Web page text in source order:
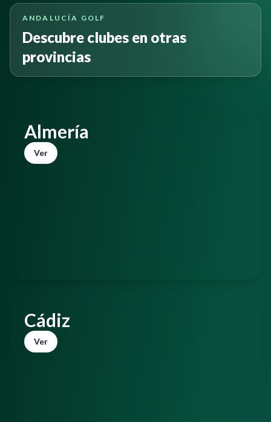
ANDALUCÍA GOLF
Descubre clubes en otras
provincias
Almería
Ver
Cádiz
Ver